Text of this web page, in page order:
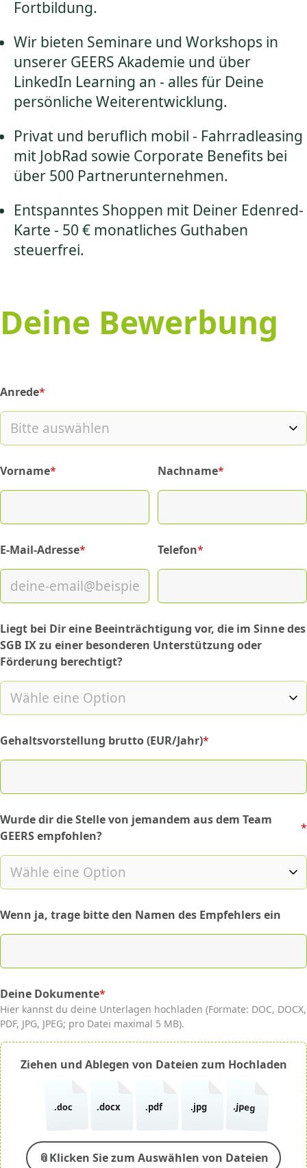
Fortbildung.
Wir bieten Seminare und Workshops in
unserer GEERS Akademie und über
LinkedIn Learning an - alles für Deine
persönliche Weiterentwicklung.
Privat und beruflich mobil - Fahrradleasing
mit JobRad sowie Corporate Benefits bei
über 500 Partnerunternehmen.
Entspanntes Shoppen mit Deiner Edenred-
Karte - 50 € monatliches Guthaben
steuerfrei.
Deine Bewerbung
Anrede*
(required)
Vorname*
(required) Nachname*
(required)
E-Mail-Adresse*
(required) Telefon*
(required)
Liegt bei Dir eine Beeinträchtigung vor, die im Sinne des
SGB IX zu einer besonderen Unterstützung oder
Förderung berechtigt?
Gehaltsvorstellung brutto (EUR/Jahr)*
(required)
Wurde dir die Stelle von jemandem aus dem Team
GEERS empfohlen?
*
(required)
Wenn ja, trage bitte den Namen des Empfehlers ein
Deine Dokumente*
(required)
Hier kannst du deine Unterlagen hochladen (Formate: DOC, DOCX,
PDF, JPG, JPEG; pro Datei maximal 5 MB).
Ziehen und Ablegen von Dateien zum Hochladen
.doc .docx .pdf .jpg .jpeg
📎Klicken Sie zum Auswählen von Dateien